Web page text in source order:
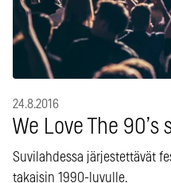
24.8.2016
We Love The
Suvilahdessa järjestettävät
takaisin 1990-luvulle.